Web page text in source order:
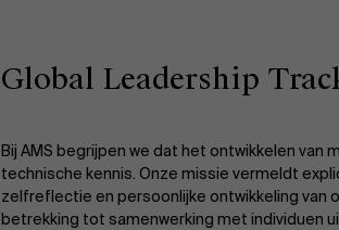
Global Leadership
Bij AMS begrijpen we dat het ontwikkelen van
technische kennis. Onze missie vermeldt
zelfreflectie en persoonlijke ontwikkeling van
betrekking tot samenwerking met individuen